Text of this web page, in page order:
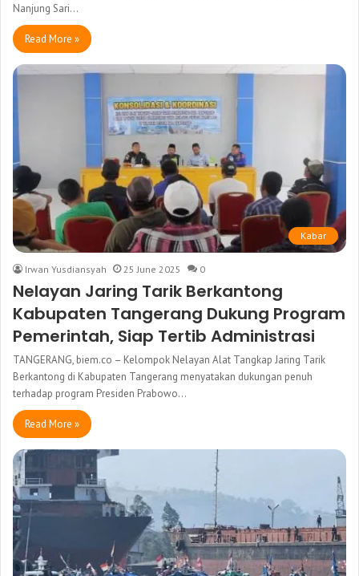
Nanjung Sari…
Read More »
Kabar
Irwan Yusdiansyah 25 June 2025 0
Nelayan Jaring Tarik Berkantong
Kabupaten Tangerang Dukung Program
Pemerintah, Siap Tertib Administrasi
TANGERANG, biem.co – Kelompok Nelayan Alat Tangkap Jaring Tarik
Berkantong di Kabupaten Tangerang menyatakan dukungan penuh
terhadap program Presiden Prabowo…
Read More »